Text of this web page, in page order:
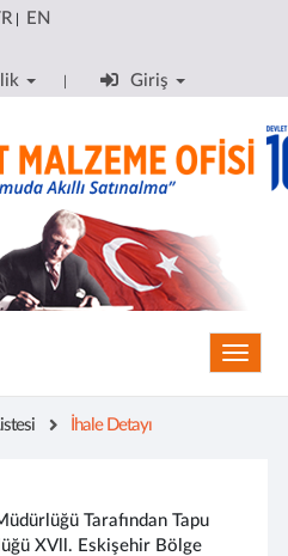
| EN
Giriş
İhale Detayı
Tarafından Tapu
XVll. Eskişehir Bölge